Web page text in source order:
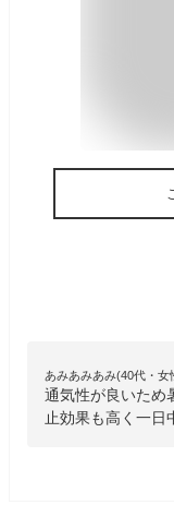
あみあみあみ(40代・女
通気性が良いため
止効果も高く一日